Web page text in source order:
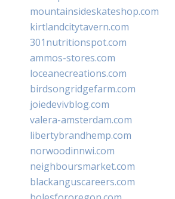
mountainsideskateshop.com
kirtlandcitytavern.com
301nutritionspot.com
ammos-stores.com
loceanecreations.com
birdsongridgefarm.com
joiedevivblog.com
valera-amsterdam.com
libertybrandhemp.com
norwoodinnwi.com
neighboursmarket.com
blackanguscareers.com